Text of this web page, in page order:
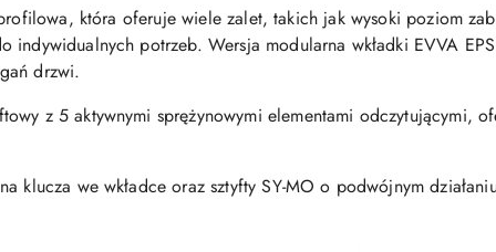
która oferuje wiele zalet, takich jak wysoki poziom
potrzeb. Wersja modularna wkładki EVVA
drzwi.
z 5 aktywnymi sprężynowymi elementami odczytującymi,
klucza we wkładce oraz sztyfty SY-MO o podwójnym